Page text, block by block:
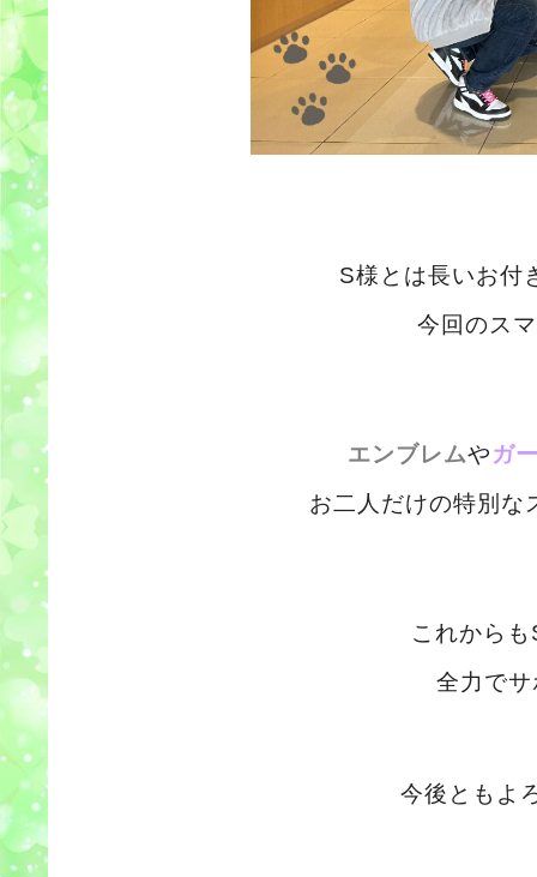
S様とは長いお付
今回のス
エンブレムやガ
お二人だけの特別な
これから
全力で
今後ともよ